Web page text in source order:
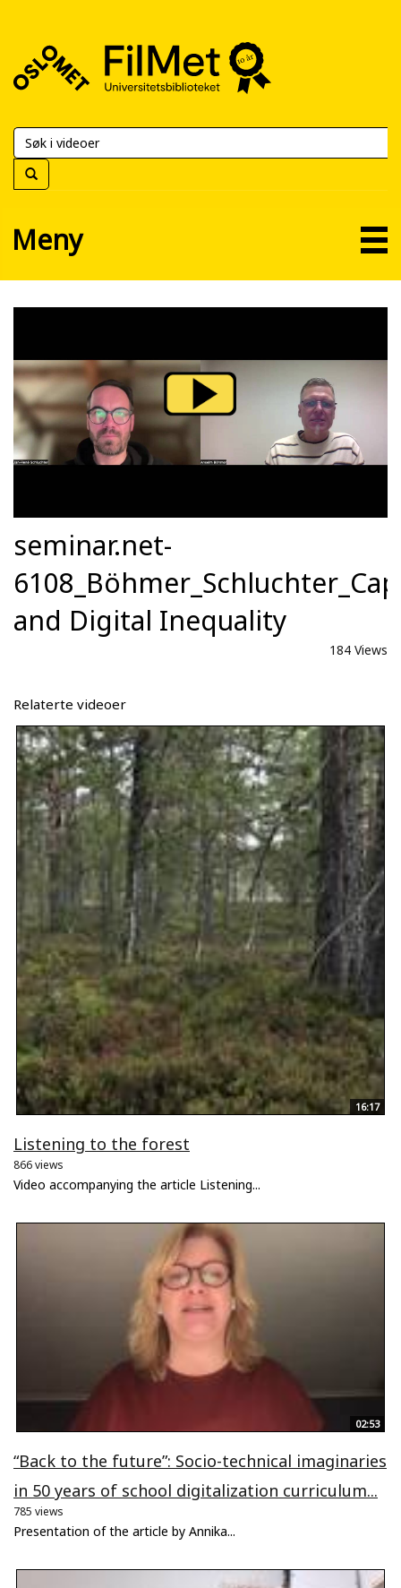
FilMet
Universitetsbiblioteket
Meny
seminar.net-
and Digital Inequality
184 Views
Relaterte videoer
16:17
Listening to the forest
866 views
Video accompanying the article Listening...
02:53
“Back to the future”: Socio-technical imaginaries
in 50 years of school digitalization curriculum...
785 views
Presentation of the article by Annika...